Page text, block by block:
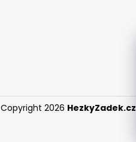
Copyright 2026 HezkyZadek.cz